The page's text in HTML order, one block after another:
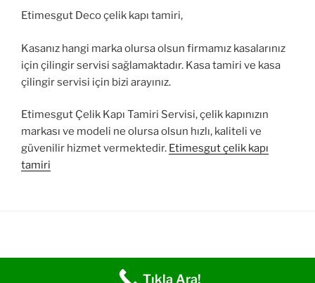
Etimesgut Deco çelik kapı tamiri,
Kasanız hangi marka olursa olsun firmamız kasalarınız
için çilingir servisi sağlamaktadır. Kasa tamiri ve kasa
çilingir servisi için bizi arayınız.
Etimesgut Çelik Kapı Tamiri Servisi, çelik kapınızın
markası ve modeli ne olursa olsun hızlı, kaliteli ve
güvenilir hizmet vermektedir. Etimesgut çelik kapı
tamiri
Tıkla Ara!